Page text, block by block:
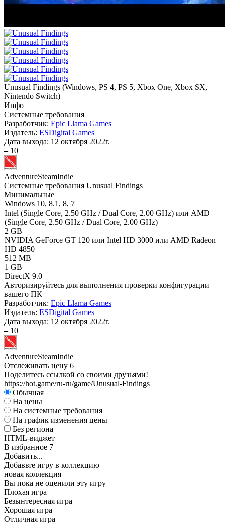
Unusual Findings (Windows, PS 4, PS 5, Xbox One, Xbox SX,
Nintendo Switch)
Инфо
Системные требования
Разработчик: Epic Llama Games
Издатель: ESDigital Games
Дата выхода: 12 октября 2022г.
– 10
AdventureSteamIndie
Системные требования Unusual Findings
Минимальные
Windows 10, 8.1, 8, 7
Intel (Single Core, 2.50 GHz / Dual Core, 2.00 GHz) или AMD
(Single Core, 2.50 GHz / Dual Core, 2.00 GHz)
2 GB
NVIDIA GeForce GT 120 или Intel HD 3000 или AMD Radeon
HD 4850
512 MB
1 GB
DirectX 9.0
Авторизируйтесь для выполнения проверки конфигурации
вашего ПК
Разработчик: Epic Llama Games
Издатель: ESDigital Games
Дата выхода: 12 октября 2022г.
– 10
AdventureSteamIndie
Отслеживать цену 6
Поделитесь ссылкой со своими друзьями!
https://hot.game/ru-ru/game/Unusual-Findings
Обычная
На цены
На системные требования
На график изменения цены
Без региона
HTML-виджет
В избранное 7
Добавить...
Добавьте игру в коллекцию
новая коллекция
Вы пока не оценили эту игру
Плохая игра
Безынтересная игра
Хорошая игра
Отличная игра